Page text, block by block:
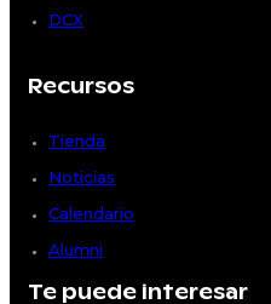
DCX
Recursos
Tienda
Noticias
Calendario
Alumni
Te puede interesar